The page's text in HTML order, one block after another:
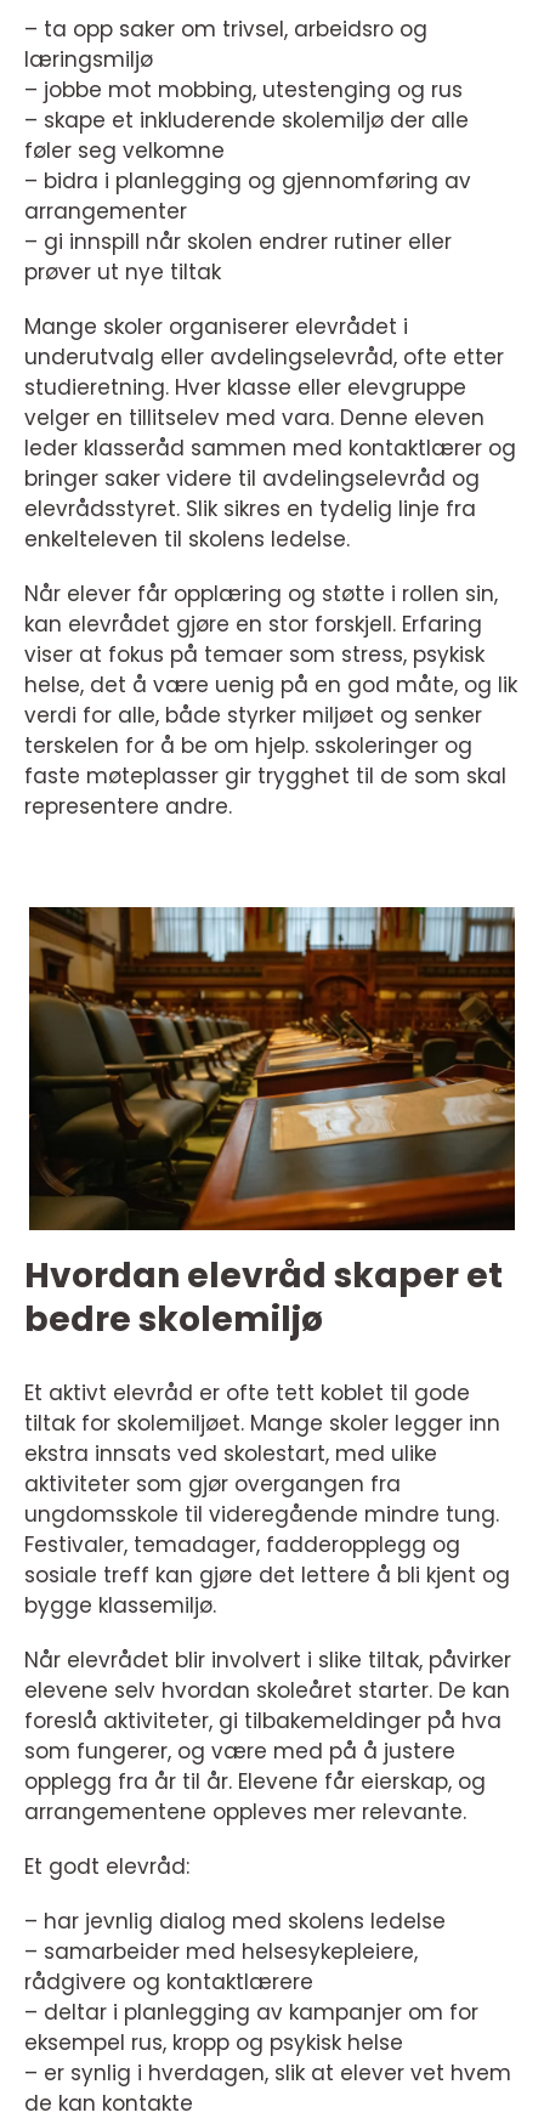
– ta opp saker om trivsel, arbeidsro og
læringsmiljø
– jobbe mot mobbing, utestenging og rus
– skape et inkluderende skolemiljø der alle
føler seg velkomne
– bidra i planlegging og gjennomføring av
arrangementer
– gi innspill når skolen endrer rutiner eller
prøver ut nye tiltak
Mange skoler organiserer elevrådet i
underutvalg eller avdelingselevråd, ofte etter
studieretning. Hver klasse eller elevgruppe
velger en tillitselev med vara. Denne eleven
leder klasseråd sammen med kontaktlærer og
bringer saker videre til avdelingselevråd og
elevrådsstyret. Slik sikres en tydelig linje fra
enkelteleven til skolens ledelse.
Når elever får opplæring og støtte i rollen sin,
kan elevrådet gjøre en stor forskjell. Erfaring
viser at fokus på temaer som stress, psykisk
helse, det å være uenig på en god måte, og lik
verdi for alle, både styrker miljøet og senker
terskelen for å be om hjelp. sskoleringer og
faste møteplasser gir trygghet til de som skal
representere andre.
Hvordan elevråd skaper et
bedre skolemiljø
Et aktivt elevråd er ofte tett koblet til gode
tiltak for skolemiljøet. Mange skoler legger inn
ekstra innsats ved skolestart, med ulike
aktiviteter som gjør overgangen fra
ungdomsskole til videregående mindre tung.
Festivaler, temadager, fadderopplegg og
sosiale treff kan gjøre det lettere å bli kjent og
bygge klassemiljø.
Når elevrådet blir involvert i slike tiltak, påvirker
elevene selv hvordan skoleåret starter. De kan
foreslå aktiviteter, gi tilbakemeldinger på hva
som fungerer, og være med på å justere
opplegg fra år til år. Elevene får eierskap, og
arrangementene oppleves mer relevante.
Et godt elevråd:
– har jevnlig dialog med skolens ledelse
– samarbeider med helsesykepleiere,
rådgivere og kontaktlærere
– deltar i planlegging av kampanjer om for
eksempel rus, kropp og psykisk helse
– er synlig i hverdagen, slik at elever vet hvem
de kan kontakte